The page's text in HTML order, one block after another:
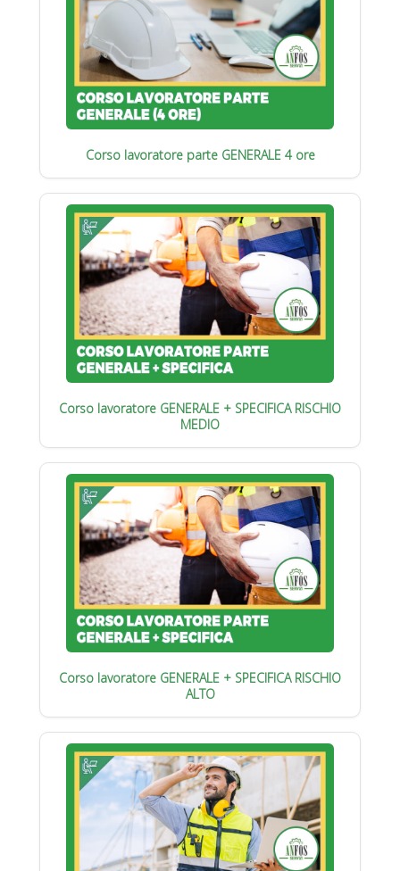
Corso lavoratore parte GENERALE 4 ore
Corso lavoratore GENERALE + SPECIFICA RISCHIO
MEDIO
Corso lavoratore GENERALE + SPECIFICA RISCHIO
ALTO